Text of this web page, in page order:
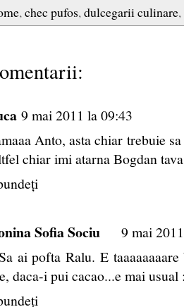
,chec pufos,dulcegarii culinare,
9 mai 2011 la 09:43
Anto, asta chiar trebuie
chiar imi atarna Bogdan
Sofia Sociu
9 mai
ai pofta Ralu. E
daca-i pui cacao...e mai usual